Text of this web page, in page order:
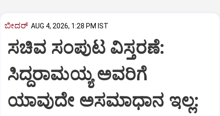
ಬೀದರ್ AUG 4, 2026, 1:28 PM IST
ಸಚಿವ ಸಂಪುಟ ವಿಸ್ತರಣೆ:
ಸಿದ್ದರಾಮಯ್ಯ ಅವರಿಗೆ
ಯಾವುದೇ ಅಸಮಾಧಾನ ಇಲ್ಲ: